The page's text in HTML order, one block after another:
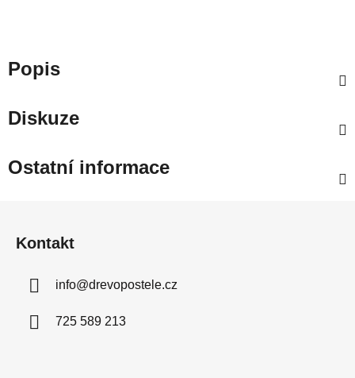
Popis
Diskuze
Ostatní informace
Kontakt
info@drevopostele.cz
725 589 213